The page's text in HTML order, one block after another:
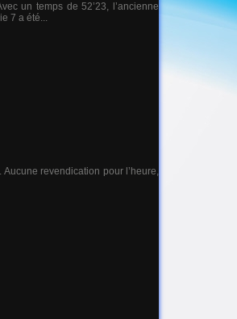
un temps de 52’23, l’ancienne
7 a été...
revendication pour l’heure,